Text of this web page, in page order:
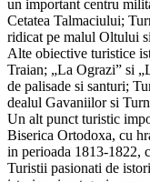
un important centru
Cetatea Talmaciului;
ridicat pe malul Oltului
Alte obiective turistice
Traian; „La Ograzi” si
de palisade si santuri;
dealul Gavaniilor si
Un alt punct turistic
Biserica Ortodoxa, cu
in perioada 1813-1822,
Turistii pasionati de